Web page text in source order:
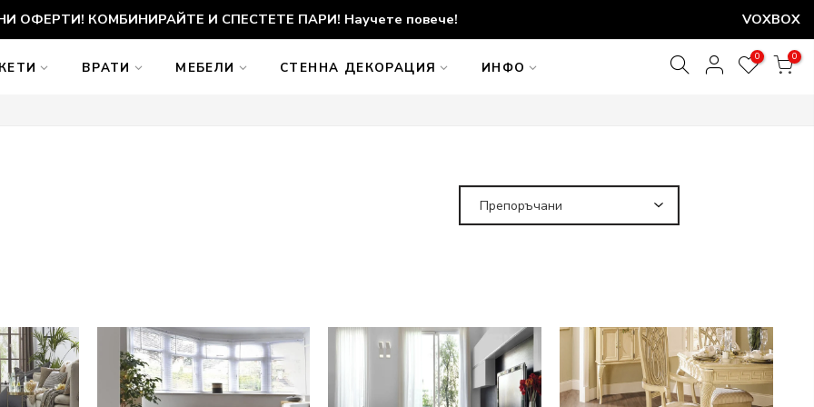
ОФЕРТИ! КОМБИНИРАЙТЕ И СПЕСТЕТЕ ПАРИ! Научете повече! VOXBOX
ВРАТИ МЕБЕЛИ СТЕННА ДЕКОРАЦИЯ ИНФО
0 0